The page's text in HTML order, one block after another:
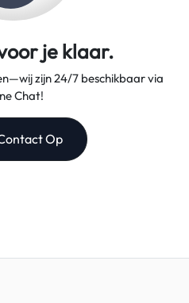
je klaar.
zijn 24/7 beschikbaar via
Chat!
Op